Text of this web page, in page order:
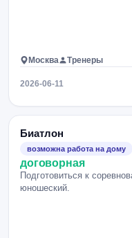
Москва Тренеры
2026-06-11
Биатлон
возможна работа на дому
договорная
Подготовиться к
юношеский.